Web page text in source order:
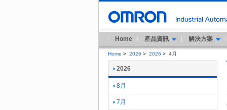
Home 產品資訊 解決方案
Home > 2026 > 2026 > 4月
2026
8月
7月